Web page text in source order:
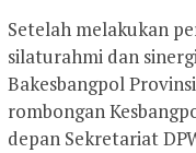
Setelah melakukan
silaturahmi dan
Bakesbangpol
rombongan
depan Sekretariat